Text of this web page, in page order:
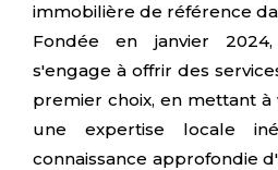
immobilière de référence
Fondée en janvier
s'engage à offrir des
premier choix, en mettant à
une expertise locale
connaissance approfondie